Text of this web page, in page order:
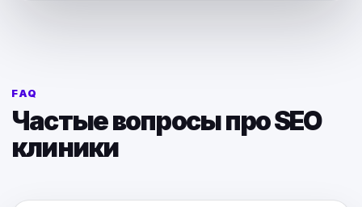
FAQ
Частые вопросы про SEO
клиники